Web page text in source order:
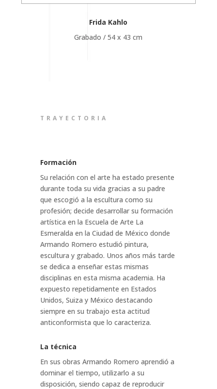
Frida Kahlo
Grabado / 54 x 43 cm
TRAYECTORIA
Formación
Su relación con el arte ha estado presente
durante toda su vida gracias a su padre
que escogió a la escultura como su
profesión; decide desarrollar su formación
artística en la Escuela de Arte La
Esmeralda en la Ciudad de México donde
Armando Romero estudió pintura,
escultura y grabado. Unos años más tarde
se dedica a enseñar estas mismas
disciplinas en esta misma academia. Ha
expuesto repetidamente en Estados
Unidos, Suiza y México destacando
siempre en su trabajo esta actitud
anticonformista que lo caracteriza.
La técnica
En sus obras Armando Romero aprendió a
dominar el tiempo, utilizarlo a su
disposición, siendo capaz de reproducir